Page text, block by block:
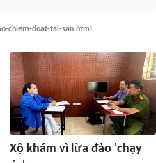
chiem-doat-tai-san.html
Xộ khám vì lừa đảo 'chạy